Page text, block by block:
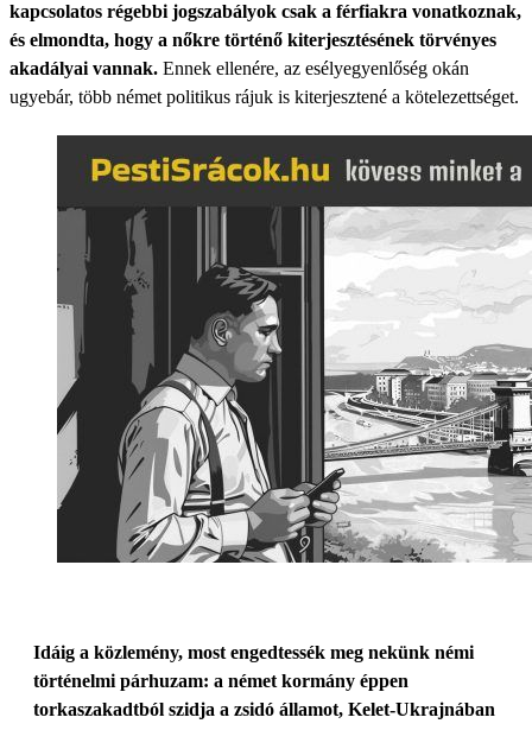
kapcsolatos régebbi jogszabályok csak a férfiakra vonatkoznak,
és elmondta, hogy a nőkre történő kiterjesztésének törvényes
akadályai vannak. Ennek ellenére, az esélyegyenlőség okán
ugyebár, több német politikus rájuk is kiterjesztené a kötelezettséget.
Idáig a közlemény, most engedtessék meg nekünk némi
történelmi párhuzam: a német kormány éppen
torkaszakadtból szidja a zsidó államot, Kelet-Ukrajnában